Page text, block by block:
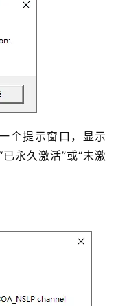
个提示窗口，显示
永久激活”或“未激